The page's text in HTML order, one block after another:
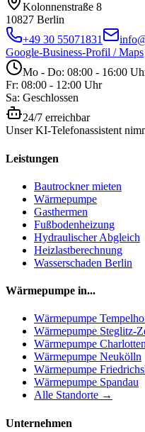
Kolonnenstraße 8
10827 Berlin
+49 30 55071831
Google-Business-Profil / Maps
Mo - Do: 08:00 - 16:00
Fr: 08:00 - 12:00 Uhr
Sa: Geschlossen
24/7 erreichbar
Unser KI-Telefonassistent
Leistungen
Bautrockner mieten
Wärmepumpe
Gasthermen
Fußbodenheizung
Hydraulischer Abgleich
Heizlastberechnung
Wasserschaden Berlin
Wärmepumpe in...
Wärmepumpe
Wärmepumpe Steglitz-
Wärmepumpe
Wärmepumpe Neukölln
Wärmepumpe
Wärmepumpe Spandau
Alle Standorte →
Unternehmen